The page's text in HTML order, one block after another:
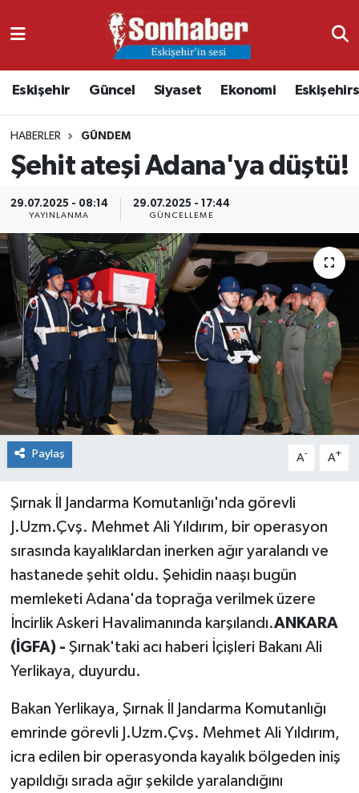
Eskişehir Güncel Siyaset Ekonomi
HABERLER GÜNDEM
Şehit ateşi Adana'ya düştü!
29.07.2025 - 08:14
YAYINLANMA
29.07.2025 - 17:44
GÜNCELLEME
Paylaş A- A+
Şırnak İl Jandarma Komutanlığı'nda görevli
J.Uzm.Çvş. Mehmet Ali Yıldırım, bir operasyon
sırasında kayalıklardan inerken ağır yaralandı ve
hastanede şehit oldu. Şehidin naaşı bugün
memleketi Adana'da toprağa verilmek üzere
İncirlik Askeri Havalimanında karşılandı.ANKARA
(İGFA) - Şırnak'taki acı haberi İçişleri Bakanı Ali
Yerlikaya, duyurdu.
Bakan Yerlikaya, Şırnak İl Jandarma Komutanlığı
emrinde görevli J.Uzm.Çvş. Mehmet Ali Yıldırım,
icra edilen bir operasyonda kayalık bölgeden iniş
yapıldığı sırada ağır şekilde yaralandığını
Ekonomi
Kültür & Sanat
Magazin
Resmi İlanlar
Sağlık
Siyaset
Spor
Nöbetçi Eczaneler
Namaz Vakitleri
Trafik Durumu
Süper Lig Puan Durumu ve Fikstür
Tüm Manşetler
Son Dakika Haberleri
Haber Arşivi